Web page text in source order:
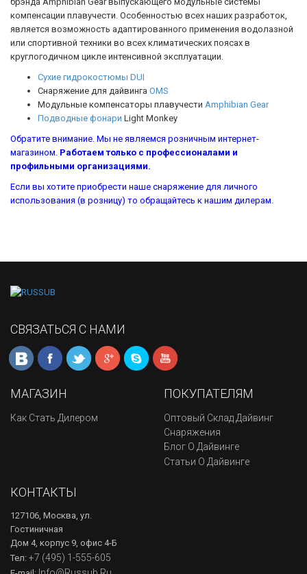
компенсации плавучести. Особенностью всех наших разработок,
является возможность адаптированного применения водолазной
или спортивной техники во всех климатических поясах в
круглогодичном цикле интенсивной эксплуатации.
Сухие гидрокостюмы DUI
Cнаряжение для дайвинга OMS
Модульные компенсаторы плавучести Amphibian Gear
Подводные фонари Light Monkey
Обратите внимание. Мы не являемся розничным интернет-
магазином. Работаем только с профессионалами и
профильными организациями.
Если вы хотите приобрести наше снаряжение для личного
использования (в розницу) то обращайтесь к нашим дилерам.
СВЯЗАТЬСЯ С НАМИ
МАГАЗИН
Как Стать Дилером
ПОКУПАТЕЛЯМ
Оптовый Склад Дайвинг
Снаряжения
Блог О Дайвинге
Статьи О Дайвинге
КОНТАКТЫ
127106, Москва, ул.
Гостиничная
Дом 4, корпус 9, офис 4-Б
Тел: +7 (495) 1-555-605